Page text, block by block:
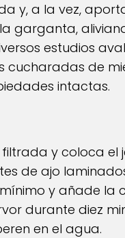
y, a la vez,
garganta,
estudios
cucharadas de
intactas.
y coloca el
de ajo
y añade la
durante diez
en el agua.